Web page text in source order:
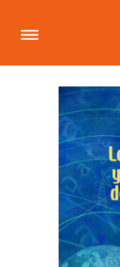
"Los
del
carrito.